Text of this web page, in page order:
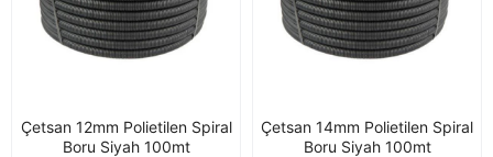
Çetsan 12mm Polietilen Spiral
Boru Siyah 100mt
Çetsan 14mm Polietilen Spiral
Boru Siyah 100mt